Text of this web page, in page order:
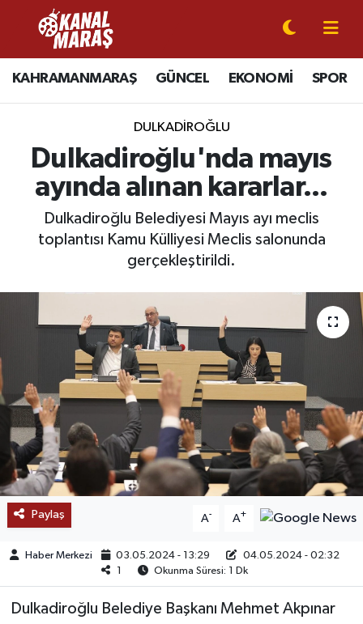
KAHRAMANMARAŞ GÜNCEL EKONOMİ SPOR
DULKADİROĞLU
Dulkadiroğlu'nda mayıs
ayında alınan kararlar...
Dulkadiroğlu Belediyesi Mayıs ayı meclis
toplantısı Kamu Külliyesi Meclis salonunda
gerçekleştirildi.
Paylaş A- A+
Haber Merkezi 03.05.2024 - 13:29
04.05.2024 - 02:32
1
Okunma Süresi: 1 Dk
Dulkadiroğlu Belediye Başkanı Mehmet Akpınar
CANLI YAYIN
KAHRAMANMARAŞ
SPOR
SİYASET
MAGAZİN
SAĞLIK
EĞİTİM
BÖLGE
KEŞFET
POPÜLER
Kahramanmaraş Nöbetçi Eczaneler
Kahramanmaraş Hava Durumu
Kahramanmaraş Namaz Vakitleri
Kahramanmaraş Trafik Yoğunluk Haritası
Süper Lig Puan Durumu ve Fikstür
Tüm Manşetler
Son Dakika Haberleri
Haber Arşivi